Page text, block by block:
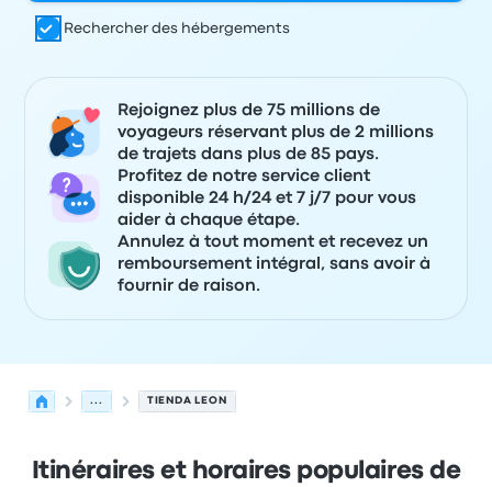
Rechercher des hébergements
Rejoignez plus de 75 millions de
voyageurs réservant plus de 2 millions
de trajets dans plus de 85 pays.
Profitez de notre service client
disponible 24 h/24 et 7 j/7 pour vous
aider à chaque étape.
Annulez à tout moment et recevez un
remboursement intégral, sans avoir à
fournir de raison.
... TIENDA LEON
Itinéraires et horaires populaires de